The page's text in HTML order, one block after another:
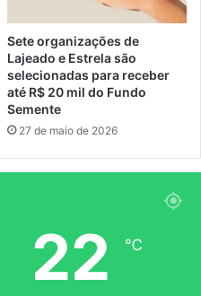
Sete organizações de
Lajeado e Estrela são
selecionadas para receber
até R$ 20 mil do Fundo
Semente
27 de maio de 2026
22 ℃